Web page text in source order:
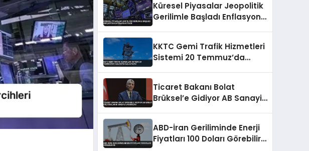
Küresel Piyasalar Jeopolitik
Gerilimle Başladı Enflasyon
KKTC Gemi Trafik Hizmetleri
Sistemi 20 Temmuz’da
Ticaret Bakanı Bolat
Brüksel’e Gidiyor AB Sanayi
ABD-İran Geriliminde Enerji
Fiyatları 100 Doları Görebilir